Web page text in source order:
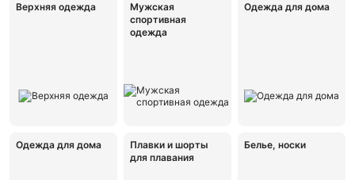
Верхняя одежда
Мужская
спортивная
одежда
Одежда для дома
Одежда для дома
Плавки и шорты
для плавания
Белье, носки